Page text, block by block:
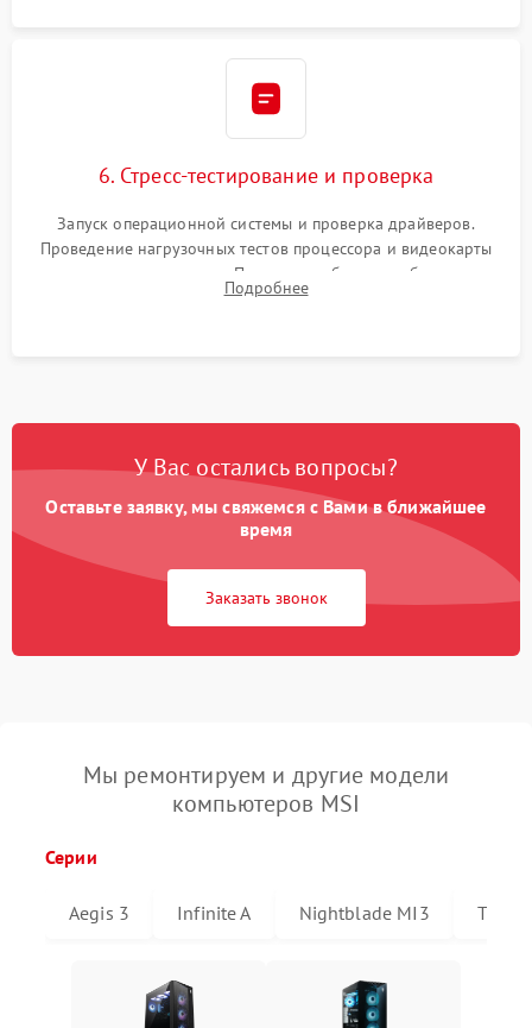
6. Стресс-тестирование и проверка
Запуск операционной системы и проверка драйверов.
Проведение нагрузочных тестов процессора и видеокарты
для контроля температур. Проверка работоспособности всех
USB-портов, аудиовыходов и сетевого подключения.
Подробнее
У Вас остались вопросы?
Оставьте заявку, мы свяжемся с Вами в ближайшее
время
Заказать звонок
Мы ремонтируем и другие модели
компьютеров MSI
Серии
Aegis 3 Infinite A Nightblade MI3